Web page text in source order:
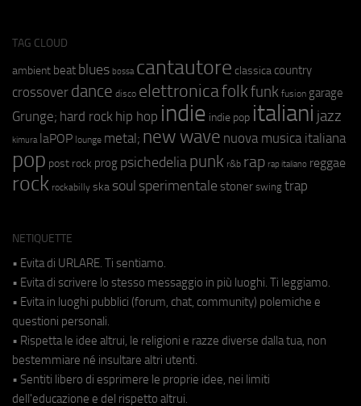
TAG CLOUD
ambient beat blues bossa cantautore classica country
crossover dance disco elettronicafolkfunk fusion garage
Grunge; hard rock hip hop indie indie pop italiani jazz
kimura laPOP lounge metal; new wave nuova musica italiana
pop post rock prog psichedeliapunk r&b rap rap italiano reggae
rock rockabilly ska soul sperimentale stoner swing trap
NETIQUETTE
• Evita di URLARE. Ti sentiamo.
• Evita di scrivere lo stesso messaggio in più luoghi. Ti leggiamo.
• Evita in luoghi pubblici (forum, chat, community) polemiche e
questioni personali.
• Rispetta le idee altrui, le religioni e razze diverse dalla tua, non
bestemmiare né insultare altri utenti.
• Sentiti libero di esprimere le proprie idee, nei limiti
dell'educazione e del rispetto altrui.